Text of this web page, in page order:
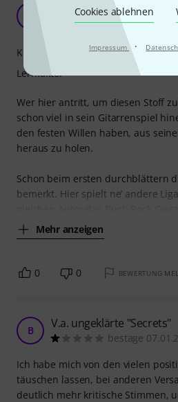
Cookies ablehnen
Impressum ·
auf die Ohren gibt es...
bluesnote
Wer hier antritt, um diesen Stoff
schon viel in sein Gitarrenspiel
den festen Willen haben, aus
heraus zu holen.
Schon beim ersten durchblättern
bemerkt. Hier spielt ne’ andere
Mehr anzeigen
Kompetenz
Lernfaktor
0 0 BEWERTUNG
B V.a. ungeklärte "Secrets"
bestage
Ich habe mich von den vielen
täuschen lassen, bei anderen
deutlich mehr kritische Stimmen,